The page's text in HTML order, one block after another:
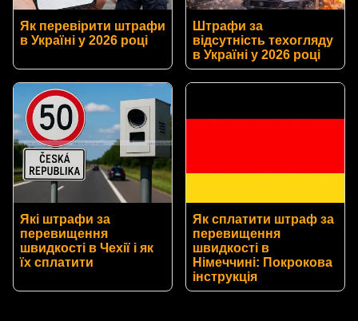
Як перевірити штрафи
в Україні у 2026 році
Штрафи за
відсутність техогляду
в Україні у 2026 році
Які штрафи за
перевищення
швидкості в Чехії і як
їх сплатити
Як сплатити штраф за
перевищення
швидкості в
Німеччині: Покрокова
інструкція